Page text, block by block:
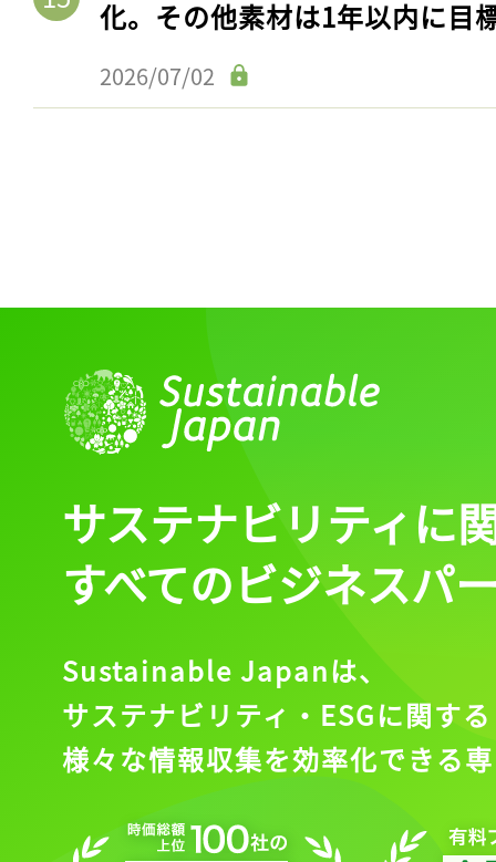
化。その他素材は1年以内に目
2026/07/02
記事をお気に入りに
ログインが必
ログイン
サステナビリティに
すべてのビジネスパ
Sustainable Japanは、
サステナビリティ・ESGに関する
様々な情報収集を効率化できる